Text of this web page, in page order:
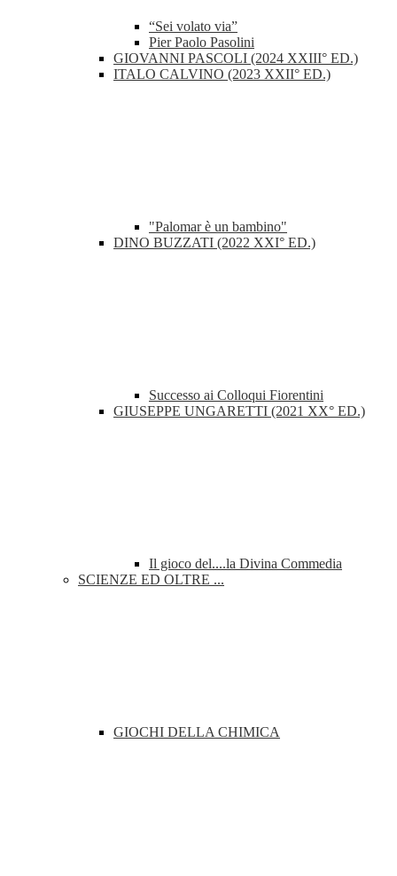
“Sei volato via”
Pier Paolo Pasolini
GIOVANNI PASCOLI (2024 XXIII° ED.)
ITALO CALVINO (2023 XXII° ED.)
"Palomar è un bambino"
DINO BUZZATI (2022 XXI° ED.)
Successo ai Colloqui Fiorentini
GIUSEPPE UNGARETTI (2021 XX° ED.)
Il gioco del....la Divina Commedia
SCIENZE ED OLTRE ...
GIOCHI DELLA CHIMICA